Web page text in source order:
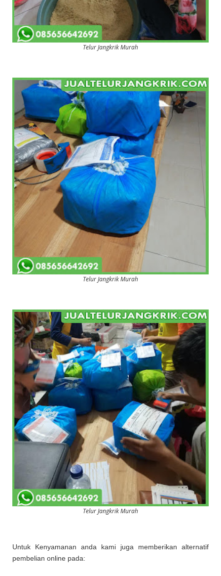
Telur Jangkrik Murah
Telur Jangkrik Murah
Telur Jangkrik Murah
Untuk Kenyamanan anda kami juga memberikan alternatif
pembelian online pada: